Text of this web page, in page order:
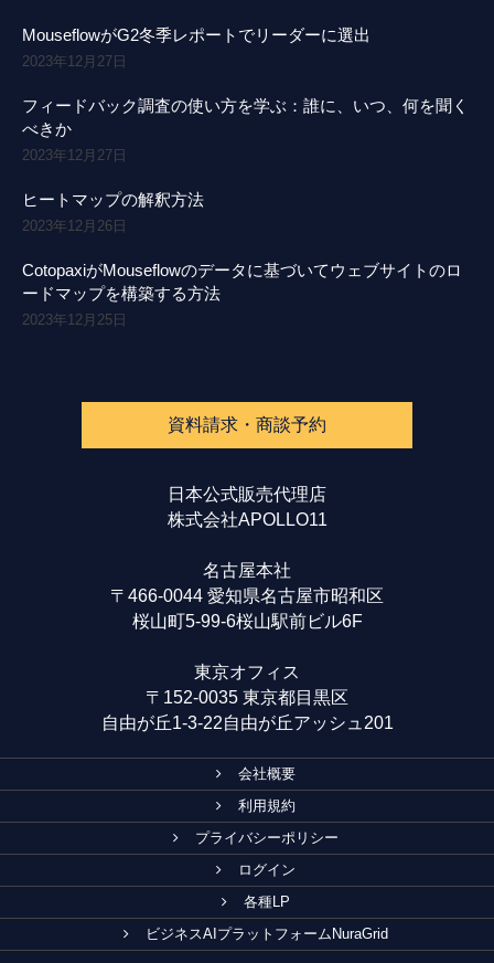
MouseflowがG2冬季レポートでリーダーに選出
2023年12月27日
フィードバック調査の使い方を学ぶ：誰に、いつ、何を聞く
べきか
2023年12月27日
ヒートマップの解釈方法
2023年12月26日
CotopaxiがMouseflowのデータに基づいてウェブサイトのロ
ードマップを構築する方法
2023年12月25日
資料請求・商談予約
日本公式販売代理店
株式会社APOLLO11
名古屋本社
〒466-0044 愛知県名古屋市昭和区
桜山町5-99-6桜山駅前ビル6F
東京オフィス
〒152-0035 東京都目黒区
自由が丘1-3-22自由が丘アッシュ201
会社概要
利用規約
プライバシーポリシー
ログイン
各種LP
ビジネスAIプラットフォームNuraGrid